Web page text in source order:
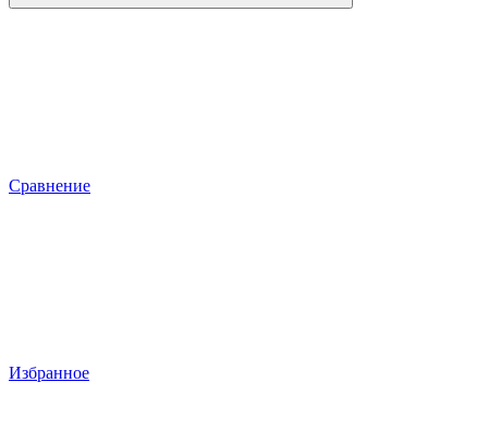
Сравнение
Избранное